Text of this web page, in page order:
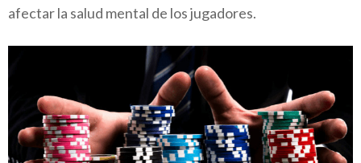
afectar la salud mental de los jugadores.